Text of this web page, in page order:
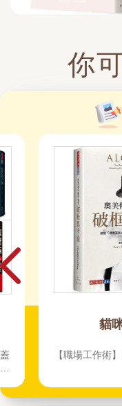
你
貓
【職場工作術】